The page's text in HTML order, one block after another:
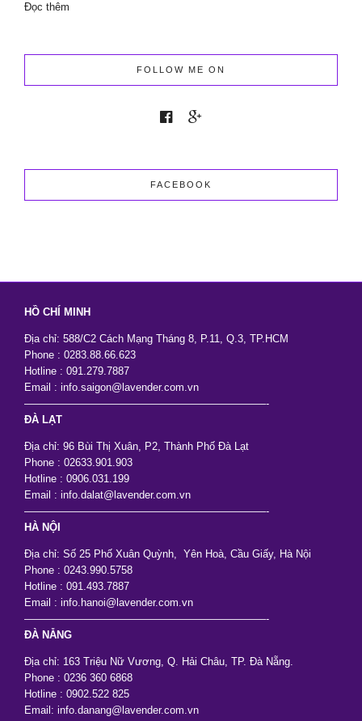
Đọc thêm
Cưới
Giá
Sang
FOLLOW ME ON
FACEBOOK
HỒ CHÍ MINH
Địa chỉ: 588/C2 Cách Mạng Tháng 8, P.11, Q.3, TP.HCM
Phone : 0283.88.66.623
Hotline : 091.279.7887
Email : info.saigon@lavender.com.vn
———————————————————————-
ĐÀ LẠT
Địa chỉ: 96 Bùi Thị Xuân, P2, Thành Phố Đà Lạt
Phone : 02633.901.903
Hotline : 0906.031.199
Email : info.dalat@lavender.com.vn
———————————————————————-
HÀ NỘI
Địa chỉ: Số 25 Phố Xuân Quỳnh, Yên Hoà, Cầu Giấy, Hà Nội
Phone : 0243.990.5758
Hotline : 091.493.7887
Email : info.hanoi@lavender.com.vn
———————————————————————-
ĐÀ NẴNG
Địa chỉ: 163 Triệu Nữ Vương, Q. Hải Châu, TP. Đà Nẵng.
Phone : 0236 360 6868
Hotline : 0902.522 825
Email: info.danang@lavender.com.vn